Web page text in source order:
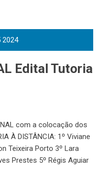
2024
Edital Tutoria
com a colocação dos
À DISTÂNCIA: 1º Viviane
Teixeira Porto 3º Lara
Prestes 5º Régis Aguiar